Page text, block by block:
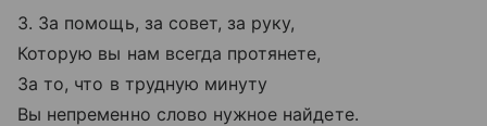
3. За помощь, за совет, за руку,
Которую вы нам всегда протянете,
За то, что в трудную минуту
Вы непременно слово нужное найдете.